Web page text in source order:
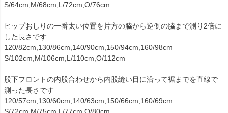
S/64cm,M/68cm,L/72cm,O/76cm
ヒップおしりの一番太い位置を片方の脇から逆側の脇まで測り2倍に
した長さです
120/82cm,130/86cm,140/90cm,150/94cm,160/98cm
S/102cm,M/106cm,L/110cm,O/112cm
股下フロントの内股合わせから内股縫い目に沿って裾までを直線で
測った長さです
120/57cm,130/60cm,140/63cm,150/66cm,160/69cm